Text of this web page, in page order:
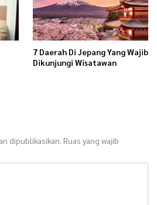
7 Daerah Di Jepang Yang Wajib
Dikunjungi Wisatawan
dipublikasikan. Ruas yang wajib